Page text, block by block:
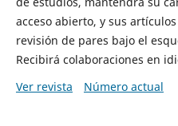
acceso abierto, y sus
revisión de pares bajo el
Recibirá colaboraciones en
Ver revista
Número actual